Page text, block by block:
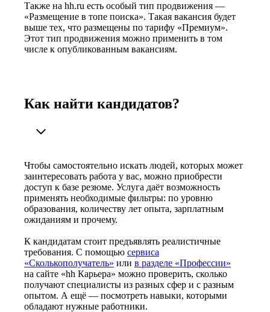
Также на hh.ru есть особый тип продвижения —
«Размещение в топе поиска». Такая вакансия будет
выше тех, что размещены по тарифу «Премиум».
Этот тип продвижения можно применить в том
числе к опубликованным вакансиям.
Как найти кандидатов?
Чтобы самостоятельно искать людей, которых может
заинтересовать работа у вас, можно приобрести
доступ к базе резюме. Услуга даёт возможность
применять необходимые фильтры: по уровню
образования, количеству лет опыта, зарплатным
ожиданиям и прочему.
К кандидатам стоит предъявлять реалистичные
требования. С помощью сервиса
«Сколькополучатель» или в разделе «Профессии»
на сайте «hh Карьера» можно проверить, сколько
получают специалисты из разных сфер и с разным
опытом. А ещё — посмотреть навыки, которыми
обладают нужные работники.